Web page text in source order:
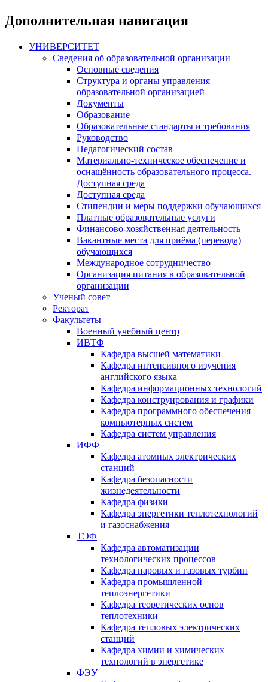
Дополнительная навигация
УНИВЕРСИТЕТ
Сведения об образовательной организации
Основные сведения
Структура и органы управления
образовательной организацией
Документы
Образование
Образовательные стандарты и требования
Руководство
Педагогический состав
Материально-техническое обеспечение и
оснащённость образовательного процесса.
Доступная среда
Доступная среда
Стипендии и меры поддержки обучающихся
Платные образовательные услуги
Финансово-хозяйственная деятельность
Вакантные места для приёма (перевода)
обучающихся
Международное сотрудничество
Организация питания в образовательной
организации
Ученый совет
Ректорат
Факультеты
Военный учебный центр
ИВТФ
Кафедра высшей математики
Кафедра интенсивного изучения
английского языка
Кафедра информационных технологий
Кафедра конструирования и графики
Кафедра программного обеспечения
компьютерных систем
Кафедра систем управления
ИФФ
Кафедра атомных электрических
станций
Кафедра безопасности
жизнедеятельности
Кафедра физики
Кафедра энергетики теплотехнологий
и газоснабжения
ТЭФ
Кафедра автоматизации
технологических процессов
Кафедра паровых и газовых турбин
Кафедра промышленной
теплоэнергетики
Кафедра теоретических основ
теплотехники
Кафедра тепловых электрических
станций
Кафедра химии и химических
технологий в энергетике
ФЭУ